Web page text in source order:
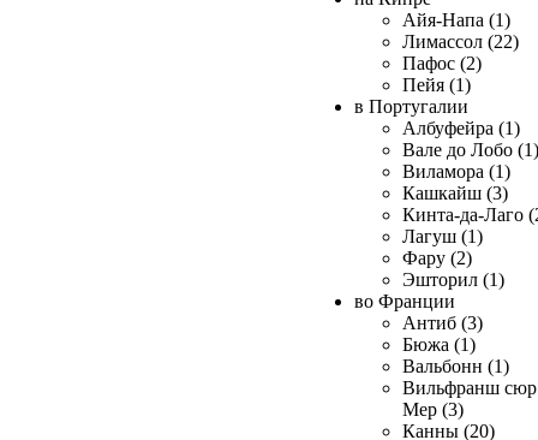
Айя-Напа (1)
Лимассол (22)
Пафос (2)
Пейя (1)
в Португалии
Албуфейра (1)
Вале до Лобо (1)
Виламора (1)
Кашкайш (3)
Кинта-да-Лаго
Лагуш (1)
Фару (2)
Эшторил (1)
во Франции
Антиб (3)
Бюжа (1)
Вальбонн (1)
Вильфранш сюр
Мер (3)
Канны (20)